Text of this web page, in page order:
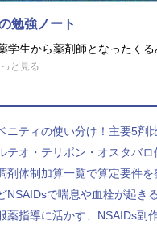
勉強ノート
学生から薬剤師となったくる
っと見る
ニティの使い分け！主要5剤
テオ・テリボン・オスタバロ
剤体制加算一覧で算定要件を
NSAIDsで喘息や血栓が起き
薬指導に活かす、NSAIDs副